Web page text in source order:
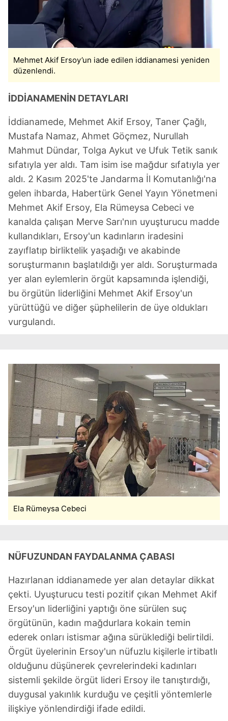
Mehmet Akif Ersoy’un iade edilen iddianamesi yeniden
düzenlendi.
İDDİANAMENİN DETAYLARI
İddianamede, Mehmet Akif Ersoy, Taner Çağlı,
Mustafa Namaz, Ahmet Göçmez, Nurullah
Mahmut Dündar, Tolga Aykut ve Ufuk Tetik sanık
sıfatıyla yer aldı. Tam isim ise mağdur sıfatıyla yer
aldı. 2 Kasım 2025'te Jandarma İl Komutanlığı'na
gelen ihbarda, Habertürk Genel Yayın Yönetmeni
Mehmet Akif Ersoy, Ela Rümeysa Cebeci ve
kanalda çalışan Merve Sarı'nın uyuşturucu madde
kullandıkları, Ersoy'un kadınların iradesini
zayıflatıp birliktelik yaşadığı ve akabinde
soruşturmanın başlatıldığı yer aldı. Soruşturmada
yer alan eylemlerin örgüt kapsamında işlendiği,
bu örgütün liderliğini Mehmet Akif Ersoy'un
yürüttüğü ve diğer şüphelilerin de üye oldukları
vurgulandı.
Ela Rümeysa Cebeci
NÜFUZUNDAN FAYDALANMA ÇABASI
Hazırlanan iddianamede yer alan detaylar dikkat
çekti. Uyuşturucu testi pozitif çıkan Mehmet Akif
Ersoy'un liderliğini yaptığı öne sürülen suç
örgütünün, kadın mağdurlara kokain temin
ederek onları istismar ağına sürüklediği belirtildi.
Örgüt üyelerinin Ersoy'un nüfuzlu kişilerle irtibatlı
olduğunu düşünerek çevrelerindeki kadınları
sistemli şekilde örgüt lideri Ersoy ile tanıştırdığı,
duygusal yakınlık kurduğu ve çeşitli yöntemlerle
ilişkiye yönlendirdiği ifade edildi.